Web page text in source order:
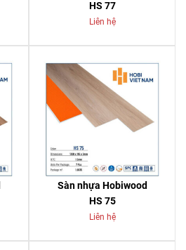
HS 77
Liên hệ
Sàn nhựa Hobiwood
HS 75
Liên hệ